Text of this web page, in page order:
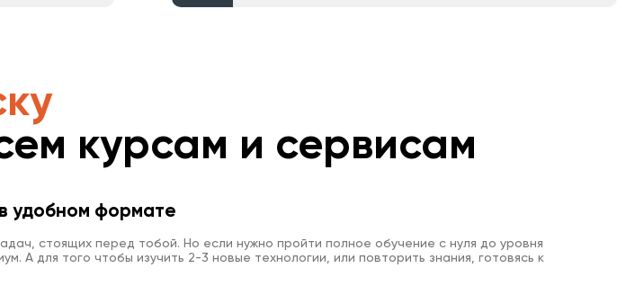
курсам и сервисам
удобном формате
стоящих перед тобой. Но если нужно пройти полное обучение с нуля до уровня
А для того чтобы изучить 2-3 новые технологии, или повторить знания, готовясь к